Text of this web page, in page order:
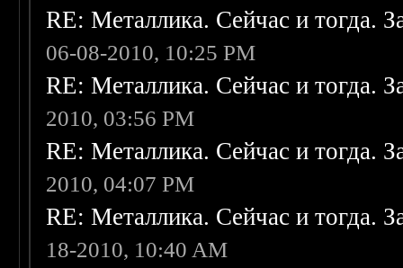
RE: Металлика. Сейчас и тогда.
06-08-2010, 10:25 PM
RE: Металлика. Сейчас и тогда.
2010, 03:56 PM
RE: Металлика. Сейчас и тогда.
2010, 04:07 PM
RE: Металлика. Сейчас и тогда.
18-2010, 10:40 AM